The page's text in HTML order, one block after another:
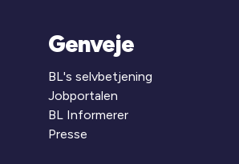
Genveje
BL's selvbetjening
Jobportalen
BL Informerer
Presse